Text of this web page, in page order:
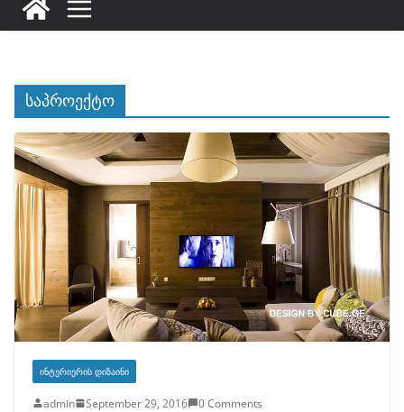
საპროექტო
ᲘᲜᲢᲔᲠᲘᲔᲠᲘᲡ ᲓᲘᲖᲐᲘᲜᲘ
admin September 29, 2016
0 Comments